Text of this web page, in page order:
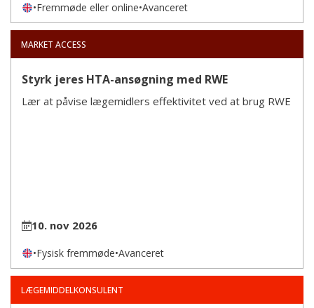
•Fremmøde eller online•Avanceret
MARKET ACCESS
Styrk jeres HTA-ansøgning med RWE
Lær at påvise lægemidlers effektivitet ved at brug RWE
10. nov 2026
•Fysisk fremmøde•Avanceret
LÆGEMIDDELKONSULENT